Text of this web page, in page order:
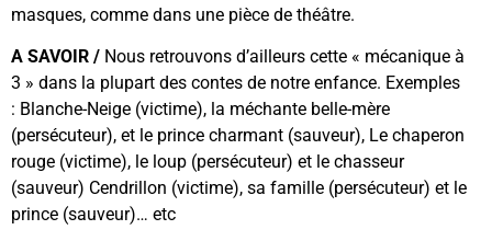
masques, comme dans une pièce de théâtre.
A SAVOIR / Nous retrouvons d’ailleurs cette « mécanique à
3 » dans la plupart des contes de notre enfance. Exemples
: Blanche-Neige (victime), la méchante belle-mère
(persécuteur), et le prince charmant (sauveur), Le chaperon
rouge (victime), le loup (persécuteur) et le chasseur
(sauveur) Cendrillon (victime), sa famille (persécuteur) et le
prince (sauveur)… etc